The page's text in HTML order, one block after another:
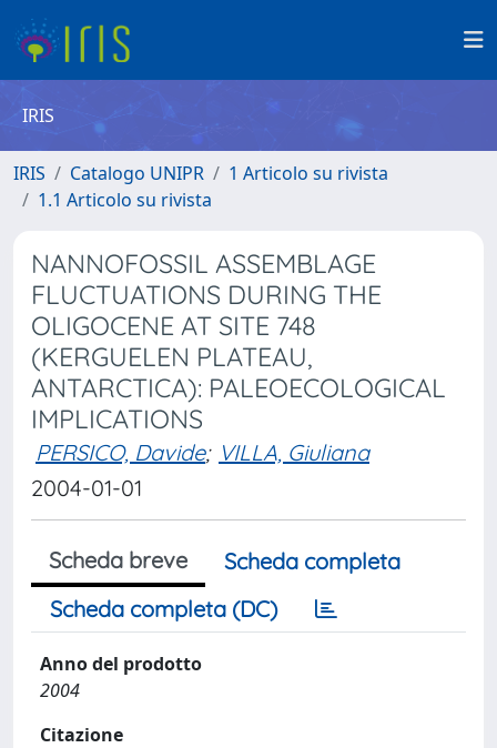
IRIS
IRIS Catalogo UNIPR
1 Articolo su rivista
1.1 Articolo su rivista
NANNOFOSSIL ASSEMBLAGE
FLUCTUATIONS DURING THE
OLIGOCENE AT SITE 748
(KERGUELEN PLATEAU,
ANTARCTICA): PALEOECOLOGICAL
IMPLICATIONS
PERSICO, Davide; VILLA, Giuliana
2004-01-01
Scheda breve
Scheda completa
Scheda completa (DC)
Anno del prodotto
2004
Citazione